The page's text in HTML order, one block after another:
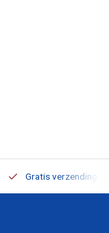
Gratis verzending